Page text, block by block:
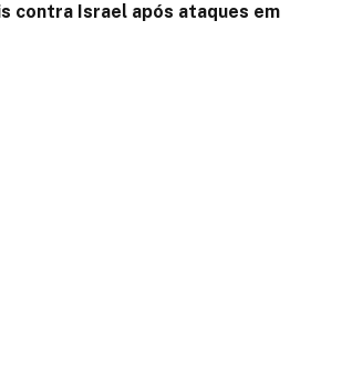
contra Israel após ataques em